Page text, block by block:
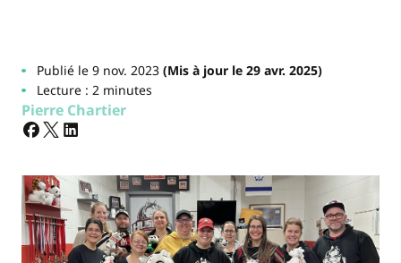
Publié le 9 nov. 2023(Mis à jour le 29 avr. 2025)
Lecture : 2 minutes
Pierre Chartier